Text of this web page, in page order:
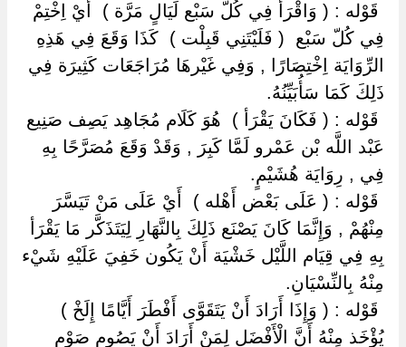
‏ ‏قَوْله : ( وَاقْرَأْ فِي كُلّ سَبْع لَيَالٍ مَرَّة ) ‏ ‏أَيْ اِخْتِمْ
فِي كُلّ سَبْع ‏ ‏( فَلَيْتَنِي قَبِلْت ) ‏ ‏كَذَا وَقَعَ فِي هَذِهِ
الرِّوَايَة اِخْتِصَارًا , وَفِي غَيْرهَا مُرَاجَعَات كَثِيرَة فِي
ذَلِكَ كَمَا سَأُبَيِّنُهُ.
‏ ‏قَوْله : ( فَكَانَ يَقْرَأ ) ‏ ‏هُوَ كَلَام مُجَاهِد يَصِف صَنِيع
عَبْد اللَّه بْن عَمْرو لَمَّا كَبِرَ , وَقَدْ وَقَعَ مُصَرَّحًا بِهِ
فِي , رِوَايَة هُشَيْمٍ.
‏ ‏قَوْله : ( عَلَى بَعْض أَهْله ) ‏ ‏أَيْ عَلَى مَنْ تَيَسَّرَ
مِنْهُمْ , وَإِنَّمَا كَانَ يَصْنَع ذَلِكَ بِالنَّهَارِ لِيَتَذَكَّر مَا يَقْرَأ
بِهِ فِي قِيَام اللَّيْل خَشْيَة أَنْ يَكُون خَفِيَ عَلَيْهِ شَيْء
مِنْهُ بِالنِّسْيَانِ.
‏ ‏قَوْله : ( وَإِذَا أَرَادَ أَنْ يَتَقَوَّى أَفْطَرَ أَيَّامًا إِلَخْ ) ‏
‏يُؤْخَذ مِنْهُ أَنَّ الْأَفْضَل لِمَنْ أَرَادَ أَنْ يَصُوم صَوْم